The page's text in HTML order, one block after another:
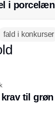
i porcelæn
fald i konkurser
Annonce
til grøn